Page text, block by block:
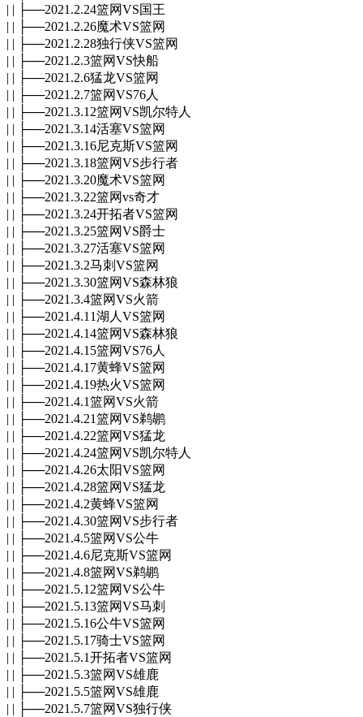
| | ├──2021.2.24篮网VS国王
| | ├──2021.2.26魔术VS篮网
| | ├──2021.2.28独行侠VS篮网
| | ├──2021.2.3篮网VS快船
| | ├──2021.2.6猛龙VS篮网
| | ├──2021.2.7篮网VS76人
| | ├──2021.3.12篮网VS凯尔特人
| | ├──2021.3.14活塞VS篮网
| | ├──2021.3.16尼克斯VS篮网
| | ├──2021.3.18篮网VS步行者
| | ├──2021.3.20魔术VS篮网
| | ├──2021.3.22篮网vs奇才
| | ├──2021.3.24开拓者VS篮网
| | ├──2021.3.25篮网VS爵士
| | ├──2021.3.27活塞VS篮网
| | ├──2021.3.2马刺VS篮网
| | ├──2021.3.30篮网VS森林狼
| | ├──2021.3.4篮网VS火箭
| | ├──2021.4.11湖人VS篮网
| | ├──2021.4.14篮网VS森林狼
| | ├──2021.4.15篮网VS76人
| | ├──2021.4.17黄蜂VS篮网
| | ├──2021.4.19热火VS篮网
| | ├──2021.4.1篮网VS火箭
| | ├──2021.4.21篮网VS鹈鹕
| | ├──2021.4.22篮网VS猛龙
| | ├──2021.4.24篮网VS凯尔特人
| | ├──2021.4.26太阳VS篮网
| | ├──2021.4.28篮网VS猛龙
| | ├──2021.4.2黄蜂VS篮网
| | ├──2021.4.30篮网VS步行者
| | ├──2021.4.5篮网VS公牛
| | ├──2021.4.6尼克斯VS篮网
| | ├──2021.4.8篮网VS鹈鹕
| | ├──2021.5.12篮网VS公牛
| | ├──2021.5.13篮网VS马刺
| | ├──2021.5.16公牛VS篮网
| | ├──2021.5.17骑士VS篮网
| | ├──2021.5.1开拓者VS篮网
| | ├──2021.5.3篮网VS雄鹿
| | ├──2021.5.5篮网VS雄鹿
| | ├──2021.5.7篮网VS独行侠